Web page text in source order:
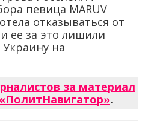
певица MARUV
отказываться от
ее за это лишили
Украину на
за материал
.